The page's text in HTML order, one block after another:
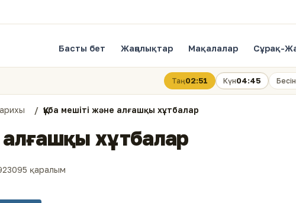
Басты бет Жаңалықтар Мақалалар Сұрақ-
Таң02:51 Күн04:45 Бесін
Құба мешіті және алғашқы хұтбалар
алғашқы хұтбалар
23095 қаралым